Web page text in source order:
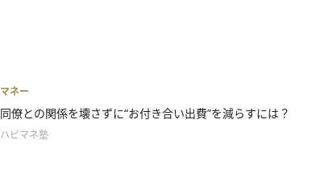
マネー
同僚との関係を壊さずに“お付き合い出費”を減らすには？
ハピマネ塾